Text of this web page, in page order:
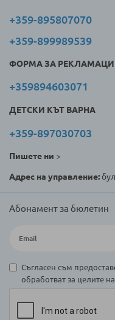
+359-895807070
+359-899989539
ФОРМА ЗА
+359894603071
ДЕТСКИ КЪТ ВАРНА
+359-897030703
Пишете ни >
Адрес на управление:
Абонамент за бюлетин
Съгласен съм
обработват за целите